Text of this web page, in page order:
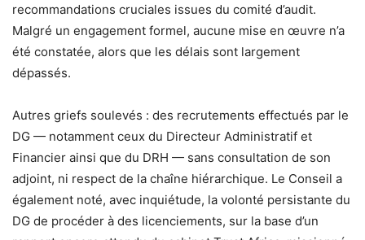
recommandations cruciales issues du comité d’audit.
Malgré un engagement formel, aucune mise en œuvre n’a
été constatée, alors que les délais sont largement
dépassés.
Autres griefs soulevés : des recrutements effectués par le
DG — notamment ceux du Directeur Administratif et
Financier ainsi que du DRH — sans consultation de son
adjoint, ni respect de la chaîne hiérarchique. Le Conseil a
également noté, avec inquiétude, la volonté persistante du
DG de procéder à des licenciements, sur la base d’un